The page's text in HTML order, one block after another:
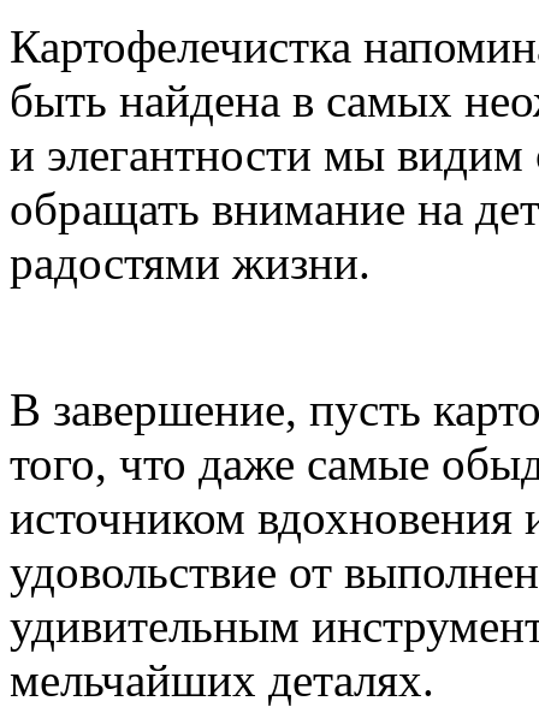
Картофелечистка
быть найдена в самых
и элегантности мы
обращать внимание на
радостями жизни.
В завершение, пусть
того, что даже самые
источником вдохновения
удовольствие от
удивительным
мельчайших деталях.